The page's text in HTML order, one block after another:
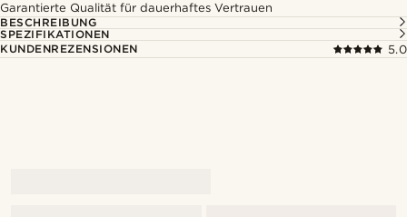
Garantierte Qualität für dauerhaftes Vertrauen
BESCHREIBUNG
SPEZIFIKATIONEN
KUNDENREZENSIONEN
5.0